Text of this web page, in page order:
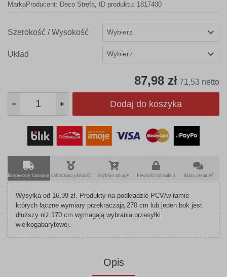
MarkaProducent: Deco Strefa, ID produktu: 1817400
Szerokość / Wysokość
Układ
87,98 zł 71,53 netto
Dodaj do koszyka
Bezpieczny transport Odroczona płatność Szybkie zakupy Pewność transakcji Masz pytanie?
Wysyłka od 16,99 zł. Produkty na podkładzie PCV/w ramie
których łączne wymiary przekraczają 270 cm lub jeden bok jest
dłuższy niż 170 cm wymagają wybrania przesyłki
wielkogabarytowej.
Opis